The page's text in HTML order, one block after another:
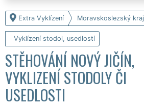
Extra Vyklízení Moravskoslezský kraj
Vyklízení stodol, usedlostí
STĚHOVÁNÍ NOVÝ JIČÍN,
VYKLIZENÍ STODOLY ČI
USEDLOSTI